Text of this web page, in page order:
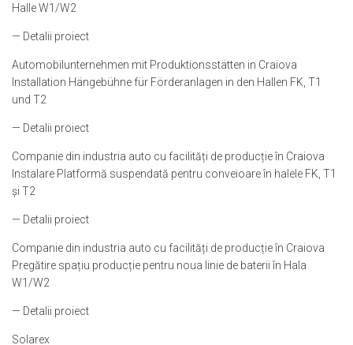
Halle W1/W2
— Detalii proiect
Automobilunternehmen mit Produktionsstätten in Craiova
Installation Hängebühne für Förderanlagen in den Hallen FK, T1
und T2
— Detalii proiect
Companie din industria auto cu facilități de producție în Craiova
Instalare Platformă suspendată pentru conveioare în halele FK, T1
și T2
— Detalii proiect
Companie din industria auto cu facilități de producție în Craiova
Pregătire spațiu producție pentru noua linie de baterii în Hala
W1/W2
— Detalii proiect
Solarex